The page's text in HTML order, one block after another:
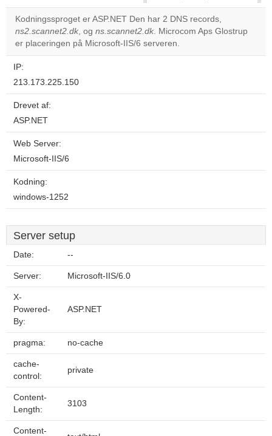
correctly.
Do you
own this
Kodningssproget er ASP.NET Den har 2 DNS records,
ns2.scannet2.dk, og ns.scannet2.dk. Microcom Aps Glostrup
er placeringen på Microsoft-IIS/6 serveren.
IP:
213.173.225.150
Drevet af:
ASP.NET
Web Server:
Microsoft-IIS/6
Kodning:
windows-1252
Server setup
Date: --
Server: Microsoft-IIS/6.0
X-
Powered-
By:
ASP.NET
pragma: no-cache
cache-
control:
private
Content-
Length:
3103
Content-